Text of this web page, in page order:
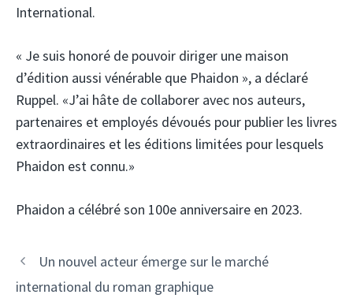
International.
« Je suis honoré de pouvoir diriger une maison
d’édition aussi vénérable que Phaidon », a déclaré
Ruppel. «J’ai hâte de collaborer avec nos auteurs,
partenaires et employés dévoués pour publier les livres
extraordinaires et les éditions limitées pour lesquels
Phaidon est connu.»
Phaidon a célébré son 100e anniversaire en 2023.
Un nouvel acteur émerge sur le marché
international du roman graphique